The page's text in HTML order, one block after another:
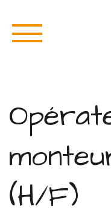
(H/F)